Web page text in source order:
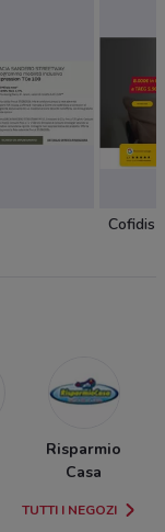
Cofidis
Risparmio
Casa
TUTTI I NEGOZI